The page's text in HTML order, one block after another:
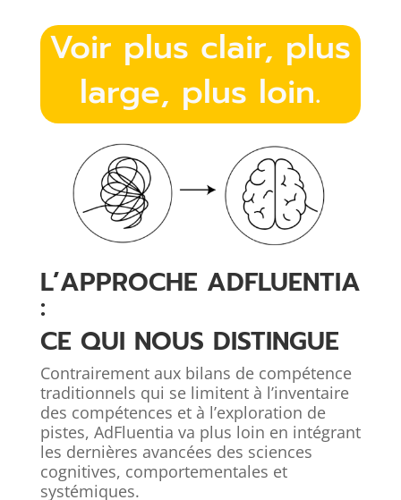
Voir plus clair, plus
large, plus loin.
L’APPROCHE ADFLUENTIA
:
CE QUI NOUS DISTINGUE
Contrairement aux bilans de compétence
traditionnels qui se limitent à l’inventaire
des compétences et à l’exploration de
pistes, AdFluentia va plus loin en intégrant
les dernières avancées des sciences
cognitives, comportementales et
systémiques.